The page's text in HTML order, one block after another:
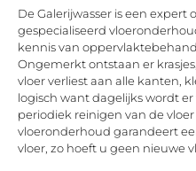
De Galerijwasser is een expert
gespecialiseerd
kennis van
Ongemerkt ontstaan er
vloer verliest aan alle kanten,
logisch want dagelijks wordt
periodiek reinigen van de
vloeronderhoud garandeert
vloer, zo hoeft u geen nieuwe